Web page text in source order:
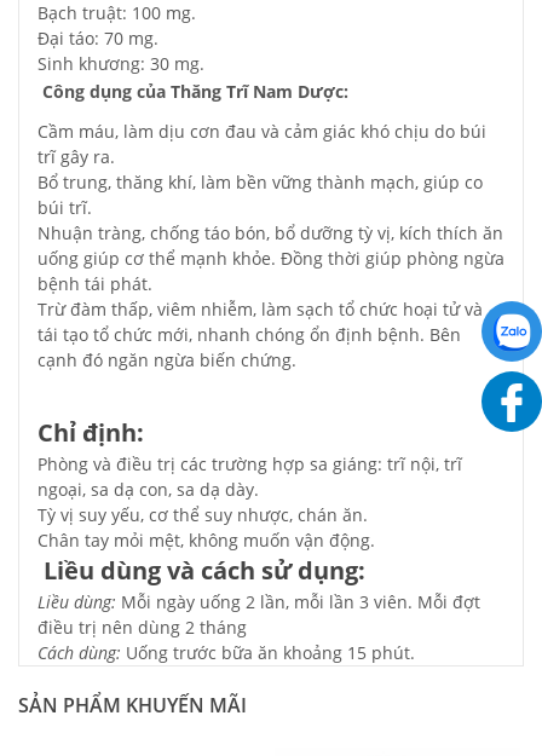
Bạch truật: 100 mg.
Đại táo: 70 mg.
Sinh khương: 30 mg.
Công dụng của Thăng Trĩ Nam Dược:
Cầm máu, làm dịu cơn đau và cảm giác khó chịu do búi
trĩ gây ra.
Bổ trung, thăng khí, làm bền vững thành mạch, giúp co
búi trĩ.
Nhuận tràng, chống táo bón, bổ dưỡng tỳ vị, kích thích ăn
uống giúp cơ thể mạnh khỏe. Đồng thời giúp phòng ngừa
bệnh tái phát.
Trừ đàm thấp, viêm nhiễm, làm sạch tổ chức hoại tử và
tái tạo tổ chức mới, nhanh chóng ổn định bệnh. Bên
cạnh đó ngăn ngừa biến chứng.
Chỉ định:
Phòng và điều trị các trường hợp sa giáng: trĩ nội, trĩ
ngoại, sa dạ con, sa dạ dày.
Tỳ vị suy yếu, cơ thể suy nhược, chán ăn.
Chân tay mỏi mệt, không muốn vận động.
Liều dùng và cách sử dụng:
Liều dùng: Mỗi ngày uống 2 lần, mỗi lần 3 viên. Mỗi đợt
điều trị nên dùng 2 tháng
Cách dùng: Uống trước bữa ăn khoảng 15 phút.
SẢN PHẨM KHUYẾN MÃI